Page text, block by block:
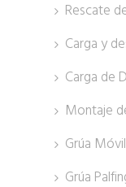
Rescate
Carga y
Carga de
Montaje
Grúa
Grúa